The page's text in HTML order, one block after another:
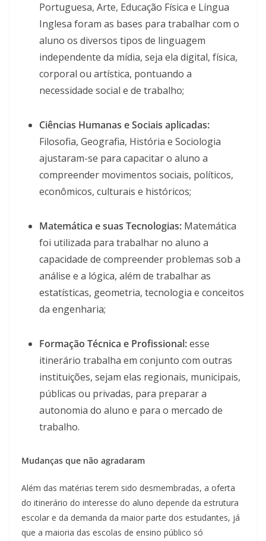
Portuguesa, Arte, Educação Física e Língua
Inglesa foram as bases para trabalhar com o
aluno os diversos tipos de linguagem
independente da mídia, seja ela digital, física,
corporal ou artística, pontuando a
necessidade social e de trabalho;
Ciências Humanas e Sociais aplicadas:
Filosofia, Geografia, História e Sociologia
ajustaram-se para capacitar o aluno a
compreender movimentos sociais, políticos,
econômicos, culturais e históricos;
Matemática e suas Tecnologias: Matemática
foi utilizada para trabalhar no aluno a
capacidade de compreender problemas sob a
análise e a lógica, além de trabalhar as
estatísticas, geometria, tecnologia e conceitos
da engenharia;
Formação Técnica e Profissional:esse
itinerário trabalha em conjunto com outras
instituições, sejam elas regionais, municipais,
públicas ou privadas, para preparar a
autonomia do aluno e para o mercado de
trabalho.
Mudanças que não agradaram
Além das matérias terem sido desmembradas, a oferta
do itinerário do interesse do aluno depende da estrutura
escolar e da demanda da maior parte dos estudantes, já
que a maioria das escolas de ensino público só